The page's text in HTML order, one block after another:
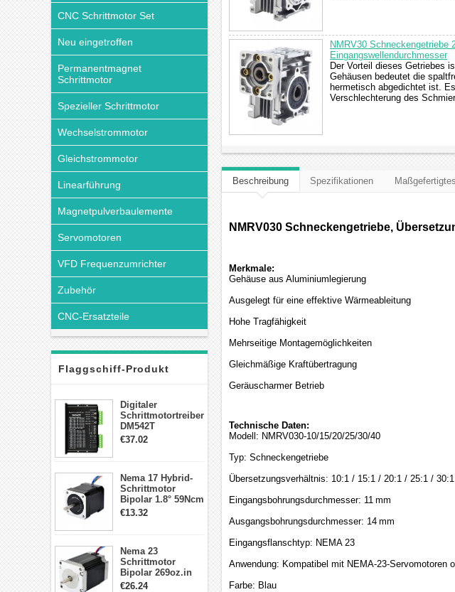
CNC Schrittmotor Set
Neu eingetroffen
Permanentmagnet
Schrittmotor
Spezieller Schrittmotor
Wechselstrommotor
Gleichstrommotor
Linearführung
Magnetpulverbaulemente
Servomotoren
VFD Frequenzumrichter
Zubehör
CNC-Ersatzteile
Flaggschiff-Produkt
Digitaler
Schrittmotortreiber
DM542T
Schrittmotor
Schrittmotor
€37.02
Nema 17 Hybrid-
Schrittmotor
Bipolar 1.8° 59Ncm
2A 4 Drähte mit 1m
€13.32
Nema 23
Schrittmotor
Bipolar 269oz.in
2,8A 57x57x76mm
€26.24
NMRV30 Schneckengetriebe
Eingangswellendurchmesser
Der Vorteil dieses Getriebes
Gehäusen bedeutet die
hermetisch abgedichtet ist.
Verschlechterung des
Beschreibung Spezifikationen
NMRV030 Schneckengetriebe,
Merkmale:
Gehäuse aus Aluminiumlegierung
Ausgelegt für eine effektive Wärmeableitung
Hohe Tragfähigkeit
Mehrseitige Montagemöglichkeiten
Gleichmäßige Kraftübertragung
Geräuscharmer Betrieb
Technische Daten:
Modell: NMRV030-10/15/20/25/30/40
Typ: Schneckengetriebe
Übersetzungsverhältnis: 10:1 / 15:1 / 20:1 / 25:1 /
Eingangsbohrungsdurchmesser: 11 mm
Ausgangsbohrungsdurchmesser: 14 mm
Eingangsflanschtyp: NEMA 23
Anwendung: Kompatibel mit NEMA-23-Servomotoren
Farbe: Blau